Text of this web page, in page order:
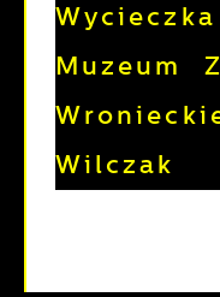
Muzeum
Wilczak